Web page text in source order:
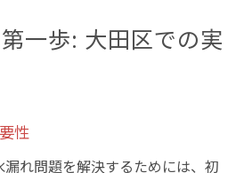
一歩: 大田区での実
性
れ問題を解決するためには、初